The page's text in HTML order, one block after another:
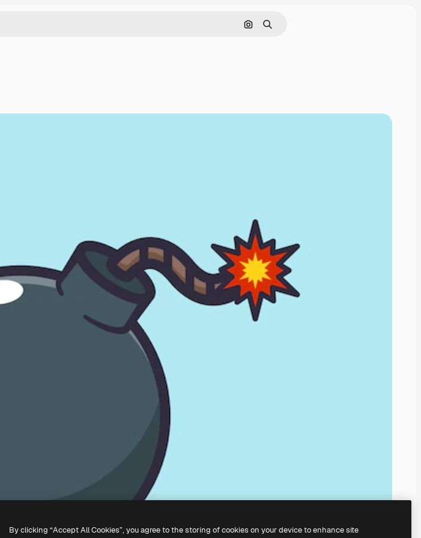
Cerca per immagine
Ricerca
By clicking “Accept All Cookies”, you agree to the storing of cookies on your device to enhance site